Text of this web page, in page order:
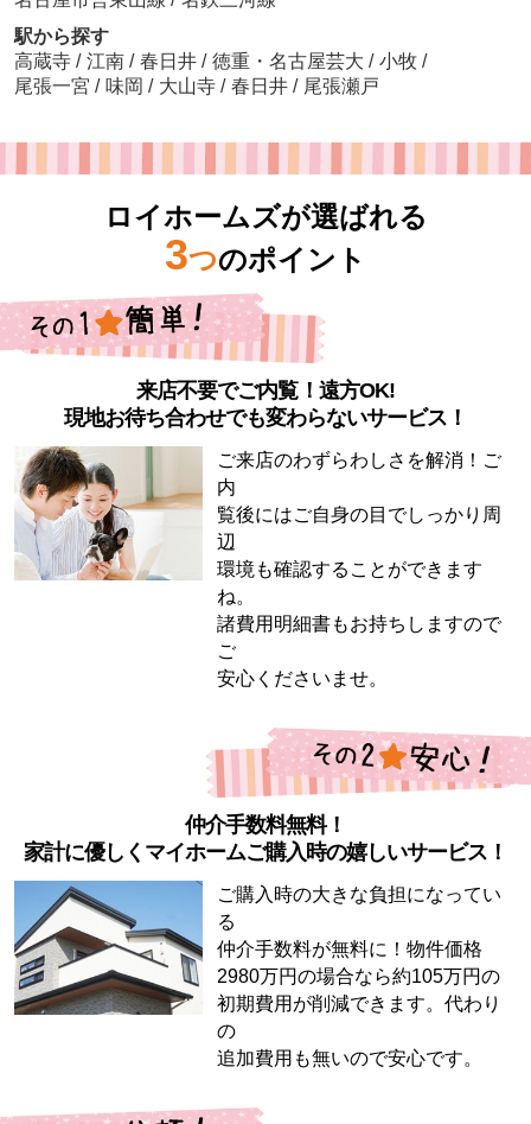
駅から探す
高蔵寺 / 江南 / 春日井 / 徳重・名古屋芸大 / 小牧 /
尾張一宮 / 味岡 / 大山寺 / 春日井 / 尾張瀬戸
ロイホームズが選ばれる
3つのポイント
来店不要でご内覧！遠方OK!
現地お待ち合わせでも変わらないサービス！
ご来店のわずらわしさを解消！ご
内
覧後にはご自身の目でしっかり周
辺
環境も確認することができます
ね。
諸費用明細書もお持ちしますので
ご
安心くださいませ。
仲介手数料無料！
家計に優しくマイホームご購入時の嬉しいサービス！
ご購入時の大きな負担になってい
る
仲介手数料が無料に！物件価格
2980万円の場合なら約105万円の
初期費用が削減できます。代わり
の
追加費用も無いので安心です。